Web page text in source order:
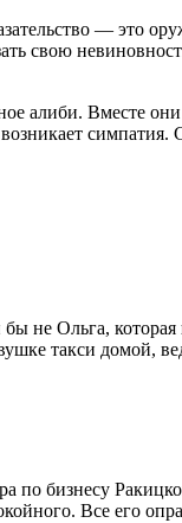
— это
свою
алиби. Вместе
симпатия.
не Ольга, которая
такси домой,
по бизнесу
Все его